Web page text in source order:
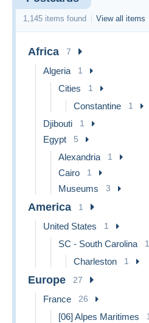
100g
100 -
250g
5,25 €
250 -
7,50 €
500g -
9,50 €
2026 - Shipping
Weigh
Ordinary
letter
2.25 €
4.85 €
50 -
100g
4.85 €
11.65 €
500g
16.60 €
500g -
1kg
world
1,145 items found View all items
Africa 7
Algeria 1
Cities 1
Constantine 1
Djibouti 1
Egypt 5
Alexandria 1
Cairo 1
Museums 3
America 1
United States 1
SC - South Carolina 1
Charleston 1
Europe 27
France 26
[06] Alpes Maritimes 1